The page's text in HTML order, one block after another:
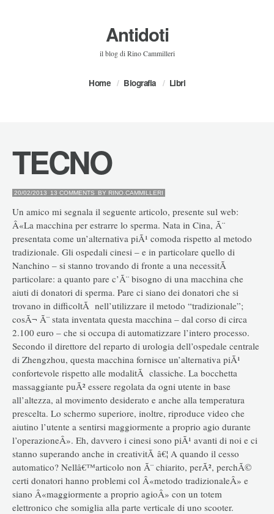
Antidoti
il blog di Rino Cammilleri
Home Biografia Libri
TECNO
20/02/2013 13 COMMENTS BY RINO.CAMMILLERI
Un amico mi segnala il seguente articolo, presente sul web:
Â«La macchina per estrarre lo sperma. Nata in Cina, Ã¨
presentata come un’alternativa piÃ¹ comoda rispetto al metodo
tradizionale. Gli ospedali cinesi – e in particolare quello di
Nanchino – si stanno trovando di fronte a una necessitÃ
particolare: a quanto pare c’Ã¨ bisogno di una macchina che
aiuti di donatori di sperma. Pare ci siano dei donatori che si
trovano in difficoltÃ nell’utilizzare il metodo “tradizionale”;
cosÃ¬ Ã¨ stata inventata questa macchina – dal corso di circa
2.100 euro – che si occupa di automatizzare l’intero processo.
Secondo il direttore del reparto di urologia dell’ospedale centrale
di Zhengzhou, questa macchina fornisce un’alternativa piÃ¹
confortevole rispetto alle modalitÃ classiche. La bocchetta
massaggiante puÃ² essere regolata da ogni utente in base
all’altezza, al movimento desiderato e anche alla temperatura
prescelta. Lo schermo superiore, inoltre, riproduce video che
aiutino l’utente a sentirsi maggiormente a proprio agio durante
l’operazioneÂ». Eh, davvero i cinesi sono piÃ¹ avanti di noi e ci
stanno superando anche in creativitÃ â€¦ A quando il cesso
automatico? Nellâ€™articolo non Ã¨ chiarito, perÃ², perchÃ©
certi donatori hanno problemi col Â«metodo tradizionaleÂ» e
siano Â«maggiormente a proprio agioÂ» con un totem
elettronico che somiglia alla parte verticale di uno scooter.